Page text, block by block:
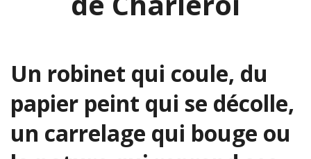
Un robinet qui coule, du
papier peint qui se décolle,
un carrelage qui bouge ou